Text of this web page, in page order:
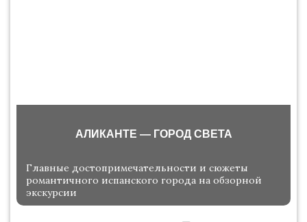
АЛИКАНТЕ — ГОРОД СВЕТА
Главные достопримечательности и сюжеты
романтичного испанского города на обзорной
экскурсии